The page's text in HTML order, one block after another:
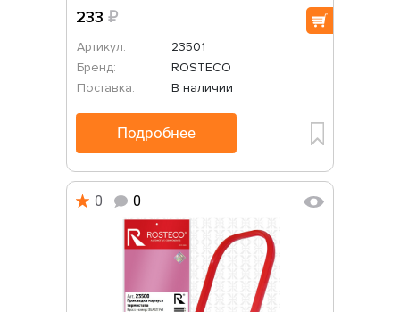
233 ₽
Артикул:
23501
Бренд:
ROSTECO
Поставка:
В наличии
Подробнее
0 0